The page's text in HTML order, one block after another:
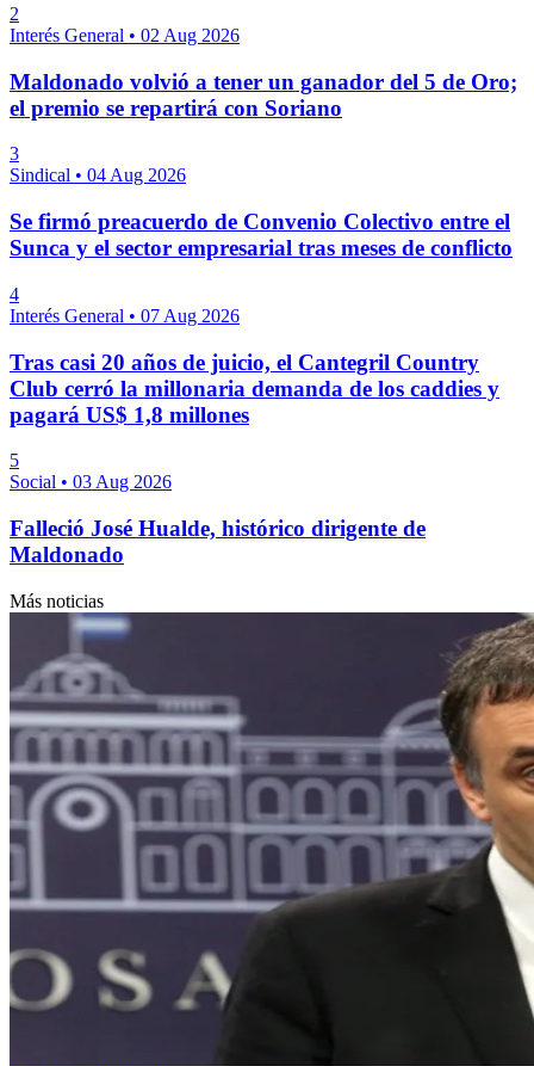
2
Interés General • 02 Aug 2026
Maldonado volvió a tener un ganador del 5 de Oro;
el premio se repartirá con Soriano
3
Sindical • 04 Aug 2026
Se firmó preacuerdo de Convenio Colectivo entre el
Sunca y el sector empresarial tras meses de conflicto
4
Interés General • 07 Aug 2026
Tras casi 20 años de juicio, el Cantegril Country
Club cerró la millonaria demanda de los caddies y
pagará US$ 1,8 millones
5
Social • 03 Aug 2026
Falleció José Hualde, histórico dirigente de
Maldonado
Más noticias